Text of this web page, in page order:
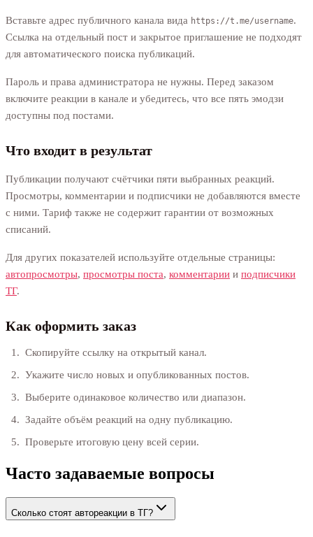
Вставьте адрес публичного канала вида https://t.me/username.
Ссылка на отдельный пост и закрытое приглашение не подходят
для автоматического поиска публикаций.
Пароль и права администратора не нужны. Перед заказом
включите реакции в канале и убедитесь, что все пять эмодзи
доступны под постами.
Что входит в результат
Публикации получают счётчики пяти выбранных реакций.
Просмотры, комментарии и подписчики не добавляются вместе
с ними. Тариф также не содержит гарантии от возможных
списаний.
Для других показателей используйте отдельные страницы:
автопросмотры, просмотры поста, комментарии и подписчики
ТГ.
Как оформить заказ
Скопируйте ссылку на открытый канал.
Укажите число новых и опубликованных постов.
Выберите одинаковое количество или диапазон.
Задайте объём реакций на одну публикацию.
Проверьте итоговую цену всей серии.
Часто задаваемые вопросы
Сколько стоят автореакции в ТГ?